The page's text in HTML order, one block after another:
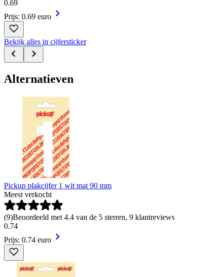
0.69
Prijs: 0.69 euro
Bekijk alles in cijfersticker
Alternatieven
Pickup plakcijfer 1 wit mat 90 mm
Meest verkocht
(9)Beoordeeld met 4.4 van de 5 sterren, 9 klantreviews
0.74
Prijs: 0.74 euro